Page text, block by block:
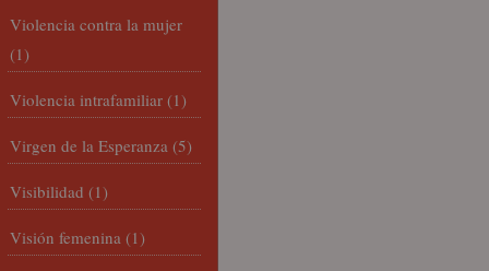
Violencia contra la mujer
(1)
Violencia intrafamiliar (1)
Virgen de la Esperanza (5)
Visibilidad (1)
Visión femenina (1)